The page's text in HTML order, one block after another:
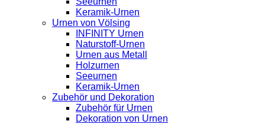
Keramik-Urnen
Urnen von Völsing
INFINITY Urnen
Naturstoff-Urnen
Urnen aus Metall
Holzurnen
Seeurnen
Keramik-Urnen
Zubehör und Dekoration
Zubehör für Urnen
Dekoration von Urnen